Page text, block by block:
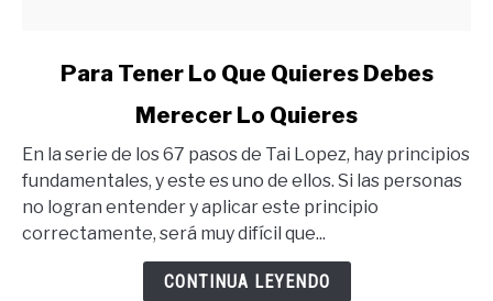
Tener
Lo
Que
Quieres
Para Tener Lo Que Quieres Debes
Merecer Lo Quieres
En la serie de los 67 pasos de Tai Lopez, hay principios
fundamentales, y este es uno de ellos. Si las personas
no logran entender y aplicar este principio
correctamente, será muy difícil que...
CONTINUA LEYENDO